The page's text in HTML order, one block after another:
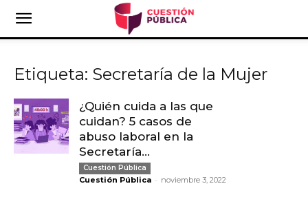
Etiqueta: Secretaría de la Mujer
¿Quién cuida a las que
cuidan? 5 casos de
abuso laboral en la
Secretaría...
Cuestión Pública
Cuestión Pública - noviembre 3, 2022